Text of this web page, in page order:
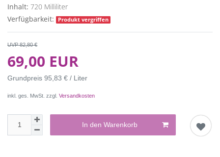
Inhalt: 720 Milliliter
Verfügbarkeit:
Produkt vergriffen
UVP 82,80 €
69,00 EUR
Grundpreis 95,83 € / Liter
inkl. ges. MwSt. zzgl. Versandkosten
In den Warenkorb